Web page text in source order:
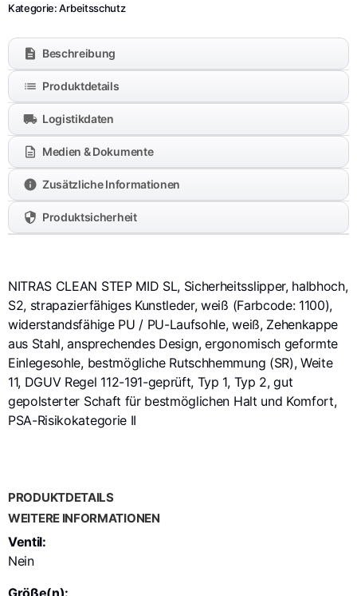
Kategorie:Arbeitsschutz
Beschreibung
Produktdetails
Logistikdaten
Medien & Dokumente
Zusätzliche Informationen
Produktsicherheit
NITRAS CLEAN STEP MID SL, Sicherheitsslipper, halbhoch,
S2, strapazierfähiges Kunstleder, weiß (Farbcode: 1100),
widerstandsfähige PU / PU-Laufsohle, weiß, Zehenkappe
aus Stahl, ansprechendes Design, ergonomisch geformte
Einlegesohle, bestmögliche Rutschhemmung (SR), Weite
11, DGUV Regel 112-191-geprüft, Typ 1, Typ 2, gut
gepolsterter Schaft für bestmöglichen Halt und Komfort,
PSA-Risikokategorie II
PRODUKTDETAILS
WEITERE INFORMATIONEN
Ventil:
Nein
Größe(n):